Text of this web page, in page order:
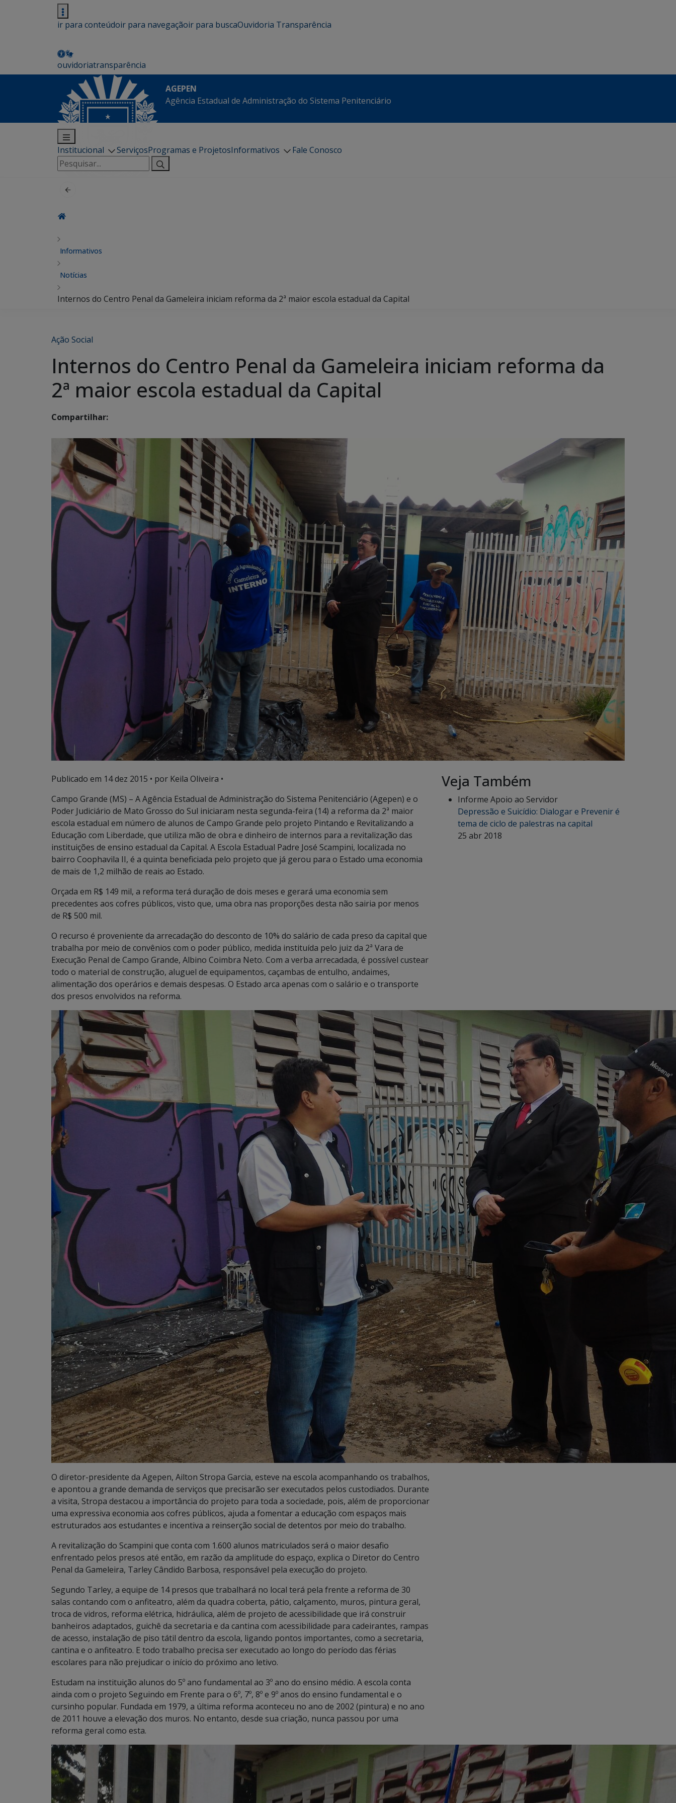
ir para conteúdoir para navegaçãoir para buscaOuvidoria Transparência
ouvidoriatransparência
AGEPEN
Agência Estadual de Administração do Sistema Penitenciário
Institucional ServiçosProgramas e ProjetosInformativos
Fale Conosco
Pesquisar
por:
Informativos
Notícias
Internos do Centro Penal da Gameleira iniciam reforma da 2ª maior escola estadual da Capital
Ação Social
Internos do Centro Penal da Gameleira iniciam reforma da
2ª maior escola estadual da Capital
Compartilhar:
Publicado em 14 dez 2015 • por Keila Oliveira •
Campo Grande (MS) – A Agência Estadual de Administração do Sistema Penitenciário (Agepen) e o
Poder Judiciário de Mato Grosso do Sul iniciaram nesta segunda-feira (14) a reforma da 2ª maior
escola estadual em número de alunos de Campo Grande pelo projeto Pintando e Revitalizando a
Educação com Liberdade, que utiliza mão de obra e dinheiro de internos para a revitalização das
instituições de ensino estadual da Capital. A Escola Estadual Padre José Scampini, localizada no
bairro Coophavila II, é a quinta beneficiada pelo projeto que já gerou para o Estado uma economia
de mais de 1,2 milhão de reais ao Estado.
Orçada em R$ 149 mil, a reforma terá duração de dois meses e gerará uma economia sem
precedentes aos cofres públicos, visto que, uma obra nas proporções desta não sairia por menos
de R$ 500 mil.
O recurso é proveniente da arrecadação do desconto de 10% do salário de cada preso da capital que
trabalha por meio de convênios com o poder público, medida instituída pelo juiz da 2ª Vara de
Execução Penal de Campo Grande, Albino Coimbra Neto. Com a verba arrecadada, é possível custear
todo o material de construção, aluguel de equipamentos, caçambas de entulho, andaimes,
alimentação dos operários e demais despesas. O Estado arca apenas com o salário e o transporte
dos presos envolvidos na reforma.
O diretor-presidente da Agepen, Ailton Stropa Garcia, esteve na escola acompanhando os trabalhos,
e apontou a grande demanda de serviços que precisarão ser executados pelos custodiados. Durante
a visita, Stropa destacou a importância do projeto para toda a sociedade, pois, além de proporcionar
uma expressiva economia aos cofres públicos, ajuda a fomentar a educação com espaços mais
estruturados aos estudantes e incentiva a reinserção social de detentos por meio do trabalho.
A revitalização do Scampini que conta com 1.600 alunos matriculados será o maior desafio
enfrentado pelos presos até então, em razão da amplitude do espaço, explica o Diretor do Centro
Penal da Gameleira, Tarley Cândido Barbosa, responsável pela execução do projeto.
Segundo Tarley, a equipe de 14 presos que trabalhará no local terá pela frente a reforma de 30
salas contando com o anfiteatro, além da quadra coberta, pátio, calçamento, muros, pintura geral,
troca de vidros, reforma elétrica, hidráulica, além de projeto de acessibilidade que irá construir
banheiros adaptados, guichê da secretaria e da cantina com acessibilidade para cadeirantes, rampas
de acesso, instalação de piso tátil dentro da escola, ligando pontos importantes, como a secretaria,
cantina e o anfiteatro. E todo trabalho precisa ser executado ao longo do período das férias
escolares para não prejudicar o início do próximo ano letivo.
Estudam na instituição alunos do 5º ano fundamental ao 3º ano do ensino médio. A escola conta
ainda com o projeto Seguindo em Frente para o 6º, 7º, 8º e 9º anos do ensino fundamental e o
cursinho popular. Fundada em 1979, a última reforma aconteceu no ano de 2002 (pintura) e no ano
de 2011 houve a elevação dos muros. No entanto, desde sua criação, nunca passou por uma
reforma geral como esta.
Veja Também
Informe Apoio ao Servidor
Depressão e Suicídio: Dialogar e Prevenir é
tema de ciclo de palestras na capital
25 abr 2018